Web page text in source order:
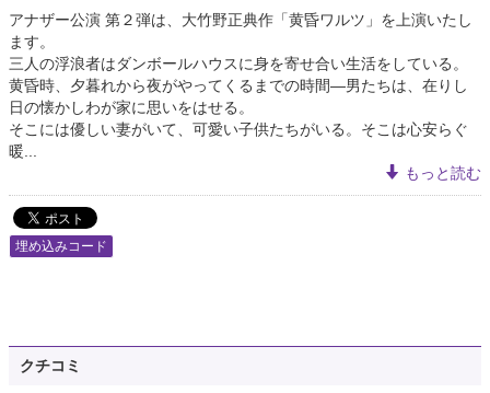
アナザー公演 第２弾は、大竹野正典作「黄昏ワルツ」を上演いたし
ます。
三人の浮浪者はダンボールハウスに身を寄せ合い生活をしている。
黄昏時、夕暮れから夜がやってくるまでの時間―男たちは、在りし
日の懐かしわが家に思いをはせる。
そこには優しい妻がいて、可愛い子供たちがいる。そこは心安らぐ
暖...
もっと読む
埋め込みコード
クチコミ